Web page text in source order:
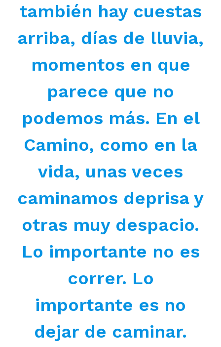
también hay cuestas
arriba, días de lluvia,
momentos en que
parece que no
podemos más. En el
Camino, como en la
vida, unas veces
caminamos deprisa y
otras muy despacio.
Lo importante no es
correr. Lo
importante es no
dejar de caminar.